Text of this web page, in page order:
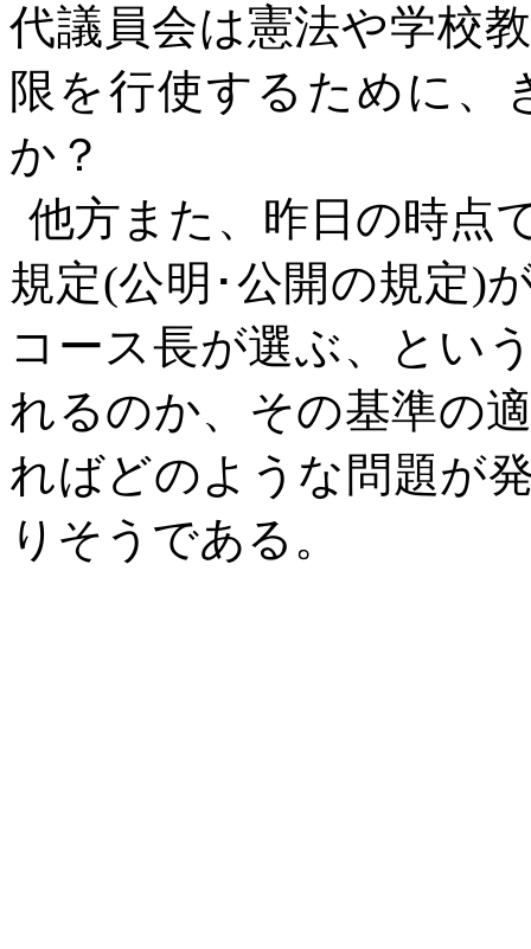
代議員会は憲法や学校
限を行使するために、
か？
他方また、昨日の時点
規定(公明･公開の規定)
コース長が選ぶ、とい
れるのか、その基準の
ればどのような問題が
りそうである。